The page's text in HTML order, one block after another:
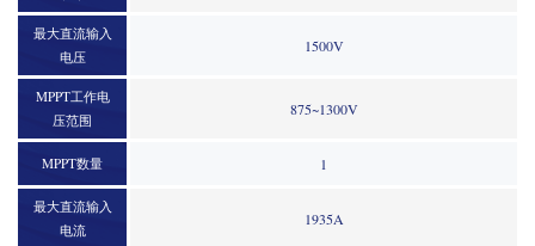
最大直流输入
电压
1500V
MPPT工作电
压范围
875~1300V
MPPT数量 1
最大直流输入
电流
1935A